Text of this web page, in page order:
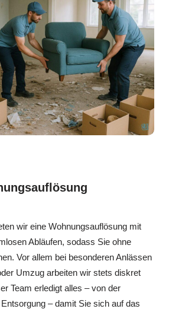
wir eine Wohnungsauflösung mit
Abläufen, sodass Sie ohne
Vor allem bei besonderen Anlässen
Umzug arbeiten wir stets diskret
Team erledigt alles – von der
– damit Sie sich auf das